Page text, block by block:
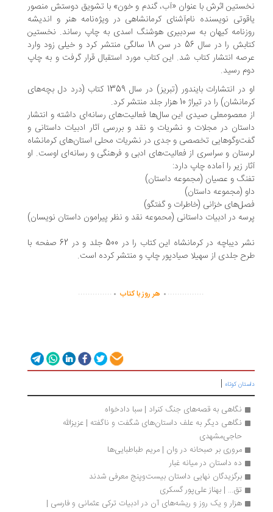
اثرش با عنوان «آب، گندم و خون» با تشویق دوستش منصور
نویسنده نام‌آشنای کرمانشاهی در ویژه‌نامه هنر و اندیشه
کیهان به سردبیری هوشنگ اسدی به چاپ رساند. نخستین
کتابش را در سال 56 در سن 18 سالگی منتشر کرد و خیلی زود وارد
انتشار کتاب شد. این کتاب مورد استقبال قرار گرفت و به چاپ
رسید.
او در انتشارات بایندور (تبریز) در سال 1359 کتاب (درد دل بچه‌های
را در تیراژ 10 هزار جلد منتشر کرد.
معصومعلی صیدی این سال‌ها فعالیت‌های رسانه‌ای داشته و انتشار
در مجلات و نشریات و نقد و بررسی آثار ادبیات داستانی و
تخصصی و جدی در نشریات محلی استان‌های کرمانشاه
و سراسری از فعالیت‌های ادبی و فرهنگی و رسانه‌ای اوست. او
زیر را آماده چاپ دارد:
و عصیان (مجموعه داستان)
(مجموعه داستان)
خزانی (خاطرات و گفتگو)
در ادبیات داستانی (محموعه نقد و نظر پیرامون داستان نويسان)
نشر دیباچه در کرمانشاه این کتاب را در 500 جلد و در 62 صفحه با
جلدی از سهیلا صیادپور چاپ و منتشر کرده است.
...............
. هر روز با کتاب .
..............
کوتاه|
نگاهی به قصه‌های جنگ کنراد | سبا دادخواه
حاجی‌مشهدی
مروری بر صبحانه در وان | مریم طباطبایی‌ها
ده داستان در میانه غبار
برگزیدگان نهایی داستان بیست‌وپنج معرفی شدند
تق... | بهناز علی‌پور گسکری
هزار و یک روز و ریشه‌های آن در ادبیات ترکی عثمانی و فارسی |